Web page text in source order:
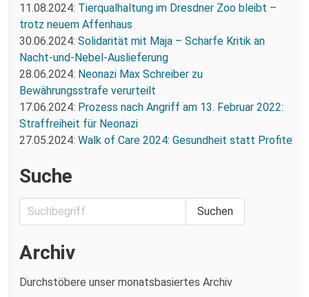
11.08.2024: Tierqualhaltung im Dresdner Zoo bleibt –
trotz neuem Affenhaus
30.06.2024: Solidarität mit Maja – Scharfe Kritik an
Nacht-und-Nebel-Auslieferung
28.06.2024: Neonazi Max Schreiber zu
Bewährungsstrafe verurteilt
17.06.2024: Prozess nach Angriff am 13. Februar 2022:
Straffreiheit für Neonazi
27.05.2024: Walk of Care 2024: Gesundheit statt Profite
Suche
Archiv
Durchstöbere unser monatsbasiertes Archiv